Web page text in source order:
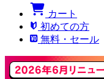
カート
初めての方
無料・セール